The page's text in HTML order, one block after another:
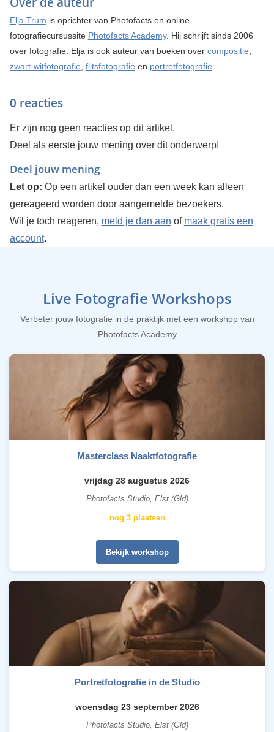
Elja Trum is oprichter van Photofacts en online
fotografiecursussite Photofacts Academy. Hij schrijft sinds 2006
over fotografie. Elja is ook auteur van boeken over compositie,
zwart-witfotografie, flitsfotografie en portretfotografie.
0 reacties
Er zijn nog geen reacties op dit artikel.
Deel als eerste jouw mening over dit onderwerp!
Deel jouw mening
Let op: Op een artikel ouder dan een week kan alleen
gereageerd worden door aangemelde bezoekers.
Wil je toch reageren, meld je dan aan of maak gratis een
account.
Live Fotografie Workshops
Verbeter jouw fotografie in de praktijk met een workshop van
Photofacts Academy
Masterclass Naaktfotografie
vrijdag 28 augustus 2026
Photofacts Studio, Elst (Gld)
nog 3 plaatsen
Bekijk workshop
Portretfotografie in de Studio
woensdag 23 september 2026
Photofacts Studio, Elst (Gld)